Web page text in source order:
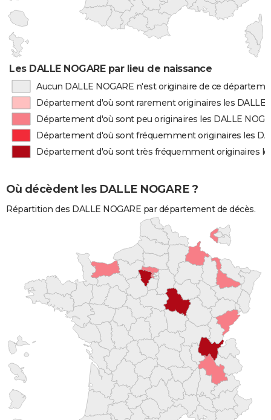
Les DALLE NOGARE par lieu de naissance
Aucun DALLE NOGARE n'est originaire de ce
Département d'où sont rarement originaires les DALLE
Département d'où sont peu originaires les DALLE
Département d'où sont fréquemment originaires les
Département d'où sont très fréquemment originaires
Où décèdent les DALLE NOGARE ?
Répartition des DALLE NOGARE par département de décès.